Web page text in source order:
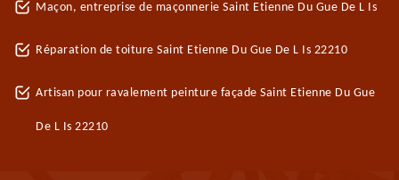
Maçon, entreprise de maçonnerie Saint Etienne Du Gue De L Is
Réparation de toiture Saint Etienne Du Gue De L Is 22210
Artisan pour ravalement peinture façade Saint Etienne Du Gue
De L Is 22210